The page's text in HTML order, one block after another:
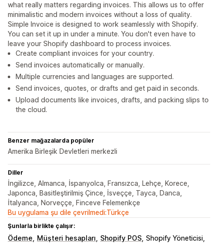
what really matters regarding invoices. This allows us to offer
minimalistic and modern invoices without a loss of quality.
Simple Invoice is designed to work seamlessly with Shopify.
You can set it up in under a minute. You don't even have to
leave your Shopify dashboard to process invoices.
Create compliant invoices for your country.
Send invoices automatically or manually.
Multiple currencies and languages are supported.
Send invoices, quotes, or drafts and get paid in seconds.
Upload documents like invoices, drafts, and packing slips to
the cloud.
Benzer mağazalarda popüler
Amerika Birleşik Devletleri merkezli
Diller
İngilizce, Almanca, İspanyolca, Fransızca, Lehçe, Korece,
Japonca, Basitleştirilmiş Çince, İsveççe, Tayca, Danca,
İtalyanca, Norveççe, Finceve Felemenkçe
Bu uygulama şu dile çevrilmedi:Türkçe
Şunlarla birlikte çalışır:
Ödeme Müşteri hesapları Shopify POS Shopify Yöneticisi